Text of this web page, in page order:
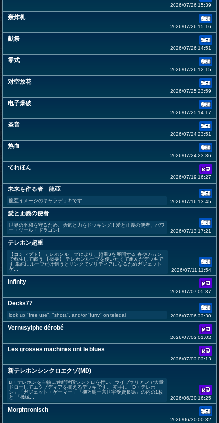
2026/07/26 15:39
轰炸机
2026/07/26 15:16
献祭
2026/07/26 14:51
零式
2026/07/26 12:15
对空放花
2026/07/25 23:59
电子爆破
2026/07/25 14:17
圣音
2026/07/24 23:51
热血
2026/07/24 23:36
てれほん
2026/07/19 16:27
未来を作る者 龍亞
龍亞イメージのキャラデッキです 2026/07/16 13:45
愛と正義の使者
世界の平和を守るため、勇気と力をドッキング!! 愛と正義の使者、パワ
ー・ツール・ドラゴン!!
2026/07/13 17:21
テレホン超重
【コンセプト】 テレホンループにより、超重Sを展開する 春やカカシ
で蘇生して戦う 【概要】 テレホンループを使いたくて組んだデッキで
す 単純にループだけ狙うとリンクでソリティアになるためガジェット
ゲ...
2026/07/11 11:54
Infinity
2026/07/07 05:37
Decks77
look up "free use", "shota", and/or "furry" on telegai 2026/07/06 22:30
Vernusylphe dérobé
2026/07/03 01:02
Les grosses machines ont le blues
2026/07/02 02:13
新テレホンシンクロエクゾ(MD)
D・テレホンを主軸に連続階段シンクロを行い、ライブラリアンで大量
ドローしてエクゾディアを揃えるデッキです。 初手に「D・テレホ
ン」「ガジェット・ゲーマー」「機巧鳥ー常世宇受賣長鳴」の内の1枚
と 「機械...
2026/06/30 16:25
Morphtronisch
2026/06/30 00:32